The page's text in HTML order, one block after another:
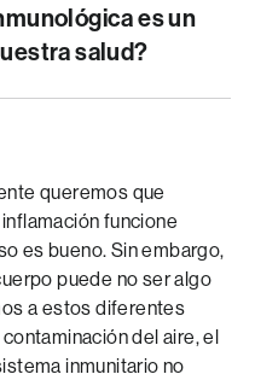
es un
salud?
queremos que
funcione
es bueno. Sin embargo,
puede no ser algo
a estos diferentes
del aire, el
inmunitario no